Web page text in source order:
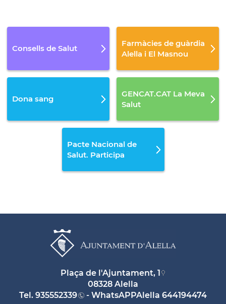
Consells de Salut
Farmàcies de guàrdia
Alella i El Masnou
Dona sang
GENCAT.CAT La Meva
Salut
Pacte Nacional de
Salut. Participa
Plaça de l'Ajuntament, 1
08328 Alella
Tel. 935552339 - WhatsAPPAlella 644194474